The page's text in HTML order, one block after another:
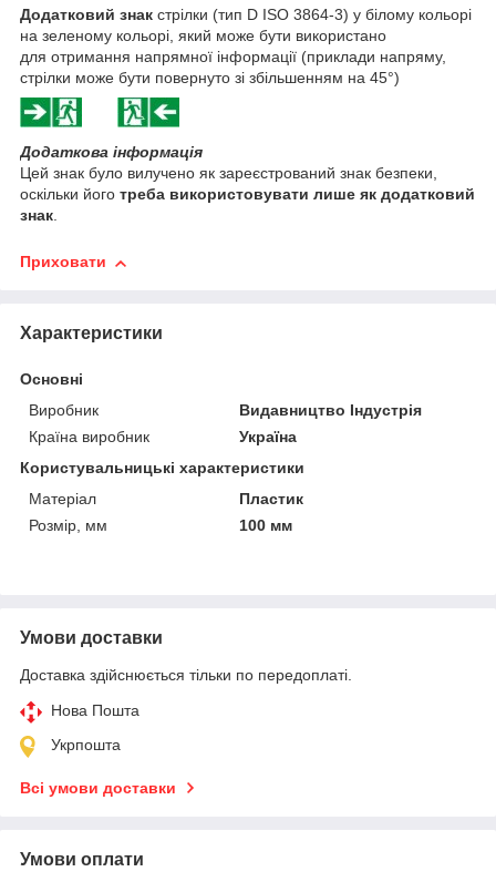
Додатковий знак стрілки (тип D ISO 3864-3) у білому кольорі
на зеленому кольорі, який може бути використано
для отримання напрямної інформації (приклади напряму,
стрілки може бути повернуто зі збільшенням на 45°)
Додаткова інформація
Цей знак було вилучено як зареєстрований знак безпеки,
оскільки його треба використовувати лише як додатковий
знак.
Приховати
Характеристики
Основні
Виробник
Видавництво Індустрія
Країна виробник
Україна
Користувальницькі характеристики
Матеріал
Пластик
Розмір, мм
100 мм
Умови доставки
Доставка здійснюється тільки по передоплаті.
Нова Пошта
Укрпошта
Всі умови доставки
Умови оплати